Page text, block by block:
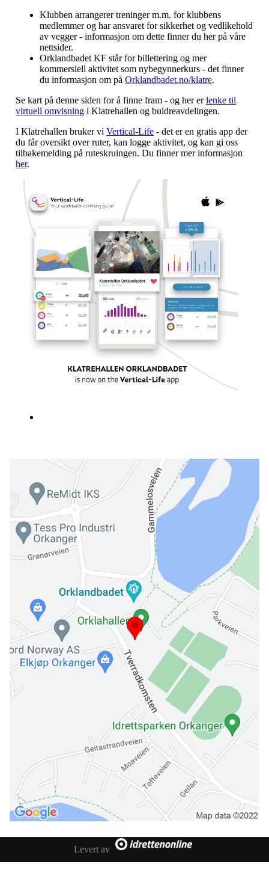
Klubben arrangerer treninger m.m. for klubbens
medlemmer og har ansvaret for sikkerhet og vedlikehold
av vegger - informasjon om dette finner du her på våre
nettsider.
Orklandbadet KF står for billettering og mer
kommersiell aktivitet som nybegynnerkurs - det finner
du informasjon om på Orklandbadet.no/klatre.
Se kart på denne siden for å finne fram - og her erlenke til
virtuell omvisning i Klatrehallen og buldreavdelingen.
I Klatrehallen bruker vi Vertical-Life - det er en gratis app der
du får oversikt over ruter, kan logge aktivitet, og kan gi oss
tilbakemelding på ruteskruingen. Du finner mer informasjon
her.
Levert av